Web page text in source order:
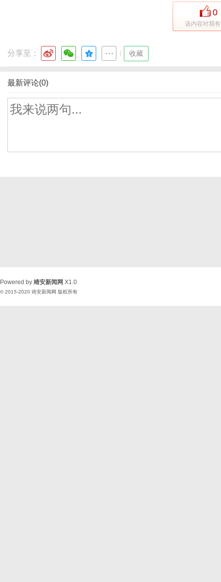
0
该内容对我
分享至： 收藏
最新评论(0)
Powered by 靖安新闻网 X1.0
© 2015-2020 靖安新闻网 版权所有